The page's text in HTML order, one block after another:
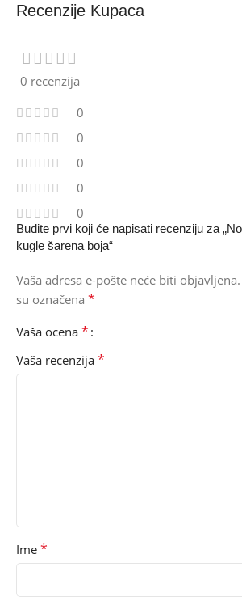
Recenzije Kupaca
0 recenzija
0
0
0
0
0
Budite prvi koji će napisati recenziju za
kugle šarena boja“
Vaša adresa e-pošte neće biti objavljena.
su označena *
Vaša ocena *
Vaša recenzija *
Ime *